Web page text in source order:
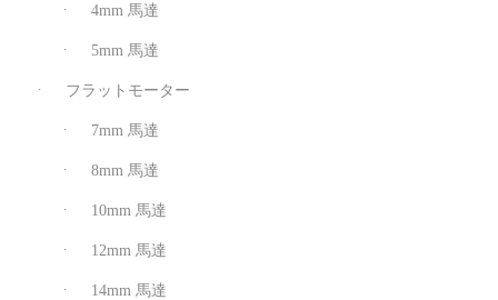
4mm 馬達
5mm 馬達
フラットモーター
7mm 馬達
8mm 馬達
10mm 馬達
12mm 馬達
14mm 馬達